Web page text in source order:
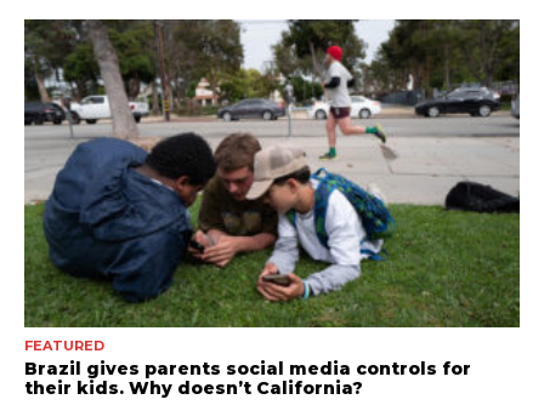
FEATURED
Brazil gives parents social media controls for
their kids. Why doesn’t California?